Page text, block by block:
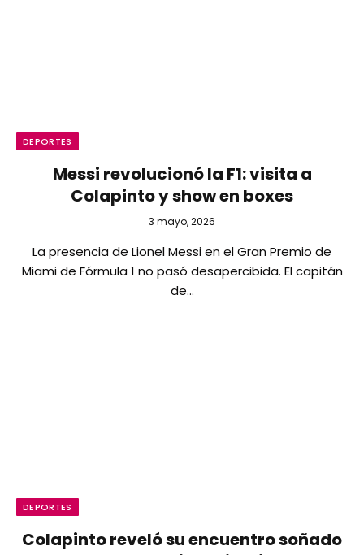
DEPORTES
Messi revolucionó la F1: visita a
Colapinto y show en boxes
3 mayo, 2026
La presencia de Lionel Messi en el Gran Premio de
Miami de Fórmula 1 no pasó desapercibida. El capitán
de…
DEPORTES
Colapinto reveló su encuentro soñado